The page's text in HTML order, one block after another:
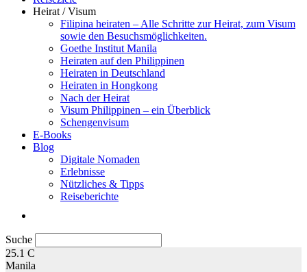
Heirat / Visum
Filipina heiraten – Alle Schritte zur Heirat, zum Visum
sowie den Besuchsmöglichkeiten.
Goethe Institut Manila
Heiraten auf den Philippinen
Heiraten in Deutschland
Heiraten in Hongkong
Nach der Heirat
Visum Philippinen – ein Überblick
Schengenvisum
E-Books
Blog
Digitale Nomaden
Erlebnisse
Nützliches & Tipps
Reiseberichte
Suche
25.1 C
Manila